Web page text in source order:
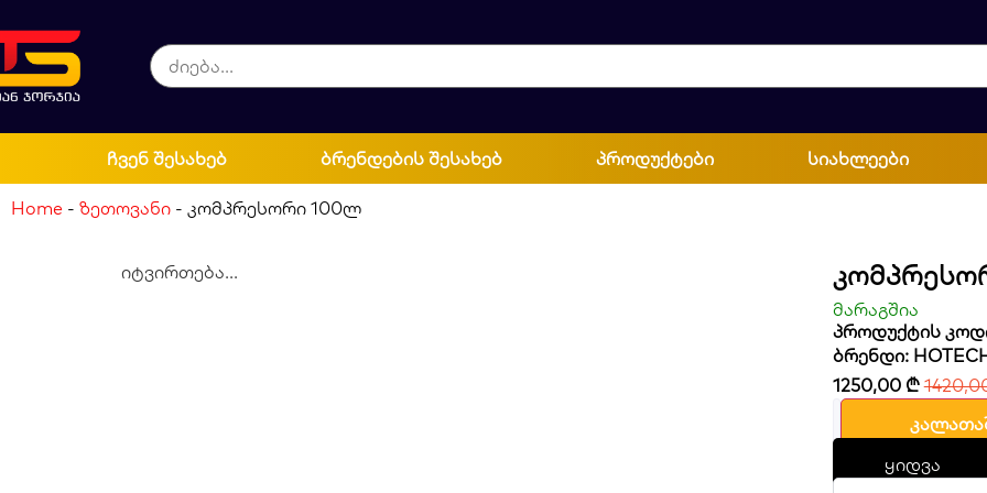
ჩვენ შესახებ ბრენდების შესახებ პროდუქტები სიახლეები
Home - ზეთოვანი - კომპრესორი 100ლ
იტვირთება...
მარაგშია
პროდუქტის
ბრენდი:
1250,00 ₾
ყიდვა